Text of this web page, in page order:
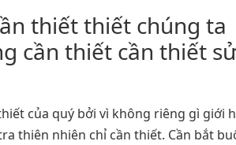
thiết thiết chúng ta
cần thiết cần thiết
của quý bởi vì không riêng gì giới
thiên nhiên chỉ cần thiết. Cần bắt